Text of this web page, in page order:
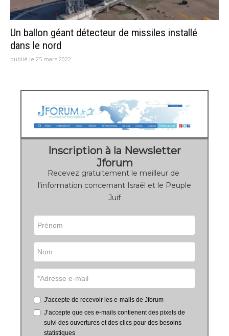
Un ballon géant détecteur de missiles installé
dans le nord
publié le 25 mars 2022
Inscription à la Newsletter
Jforum
Recevez gratuitement le meilleur de
l'information concernant Israël et le Peuple
Juif
J'accepte de recevoir les e-mails de Jforum
J’accepte que ces e-mails contienent des pixels de
suivi des ouvertures et des clics pour des besoins
statistiques